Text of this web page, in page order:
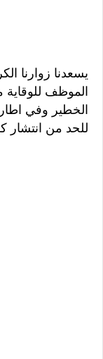
يسعدنا زوارنا
الخطير وفي اطار
للحد من انتشار كوفيد 19 او بما